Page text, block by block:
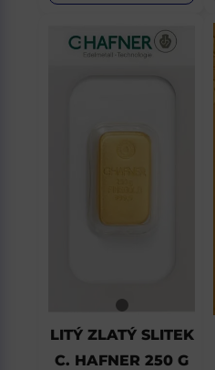
LITÝ ZLATÝ SLITEK
C. HAFNER 250 G